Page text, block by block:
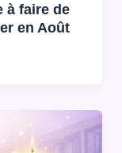
à faire de
en Août